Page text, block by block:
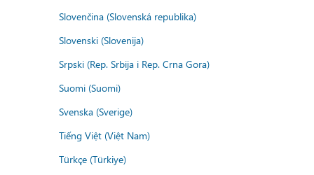
Slovenčina (Slovenská republika)
Slovenski (Slovenija)
Srpski (Rep. Srbija i Rep. Crna Gora)
Suomi (Suomi)
Svenska (Sverige)
Tiếng Việt (Việt Nam)
Türkçe (Türkiye)